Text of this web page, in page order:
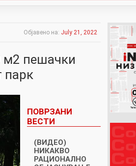
Објавено на: July 21, 2022
м2 пешачки
парк
ПОВРЗАНИ
ВЕСТИ
(ВИДЕО)
НИКАКВО
РАЦИОНАЛНО